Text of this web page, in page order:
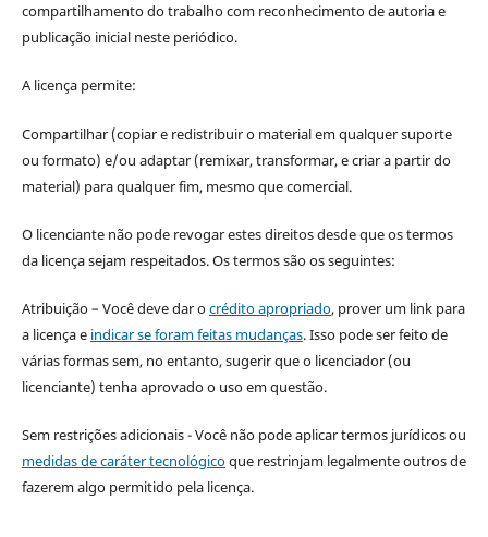
compartilhamento do trabalho com reconhecimento de autoria e
publicação inicial neste periódico.
A licença permite:
Compartilhar (copiar e redistribuir o material em qualquer suporte
ou formato) e/ou adaptar (remixar, transformar, e criar a partir do
material) para qualquer fim, mesmo que comercial.
O licenciante não pode revogar estes direitos desde que os termos
da licença sejam respeitados. Os termos são os seguintes:
Atribuição – Você deve dar ocrédito apropriado, prover um link para
a licença e indicar se foram feitas mudanças. Isso pode ser feito de
várias formas sem, no entanto, sugerir que o licenciador (ou
licenciante) tenha aprovado o uso em questão.
Sem restrições adicionais - Você não pode aplicar termos jurídicos ou
medidas de caráter tecnológicoque restrinjam legalmente outros de
fazerem algo permitido pela licença.